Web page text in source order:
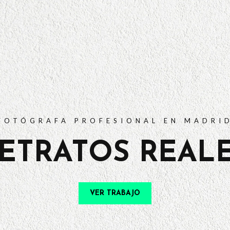
TARIFAS
PREGUNTAS FRECUENTES
CONTACTO
PROFESIONAL EN
VER TRABAJO